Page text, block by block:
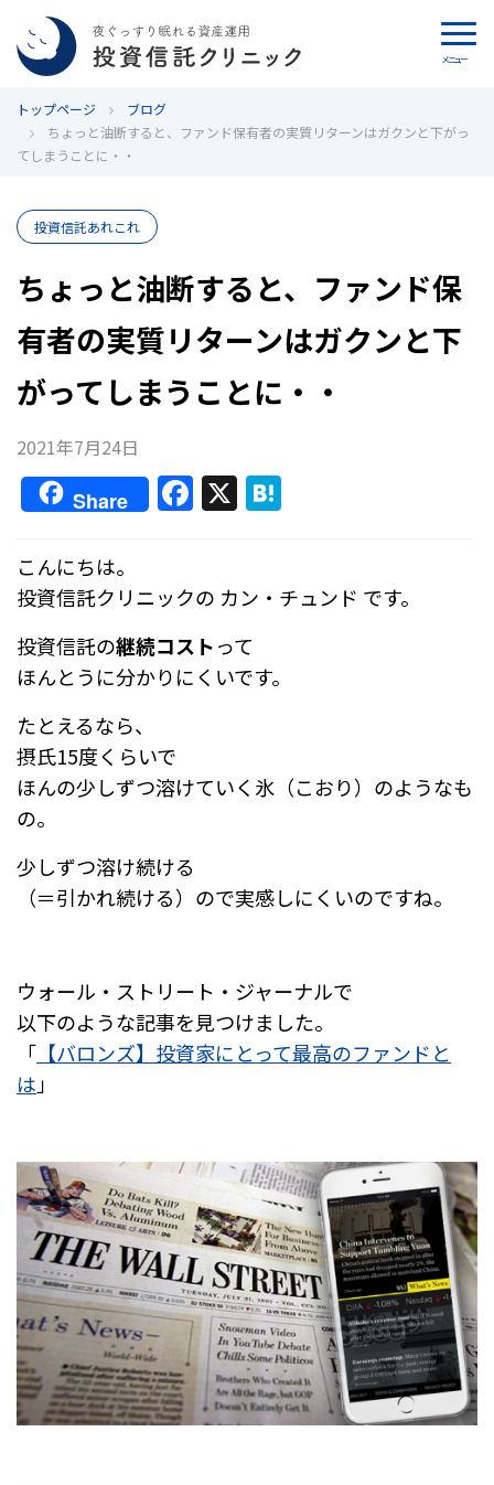
メニュー
カウンセリング
ブログ
代表カン・チュンド
投資信託クリニックとは
インデックス投資の特徴
よくあるご質問
お問い合わせ
トップページ
ブログ
ちょっと油断すると、ファンド保有者の実質リターンはガクンと下がっ
てしまうことに・・
投資信託あれこれ
ちょっと油断すると、ファンド保
有者の実質リターンはガクンと下
がってしまうことに・・
2021年7月24日
Share F
a
e
b
o
X
n
こんにちは。
投資信託クリニックの カン・チュンド です。
投資信託の継続コストって
ほんとうに分かりにくいです。
たとえるなら、
摂氏15度くらいで
ほんの少しずつ溶けていく氷（こおり）のようなも
の。
少しずつ溶け続ける
（＝引かれ続ける）ので実感しにくいのですね。
ウォール・ストリート・ジャーナルで
以下のような記事を見つけました。
「 【バロンズ】投資家にとって最高のファンドと
は 」